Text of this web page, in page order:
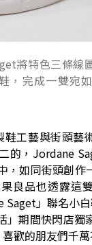
將特色三條線
，完成一雙宛
工藝與街頭藝
的，Jordane
，如同街頭創作
良品也透露這
Saget」聯名小
」期間快閃店獨
歡的朋友們千萬